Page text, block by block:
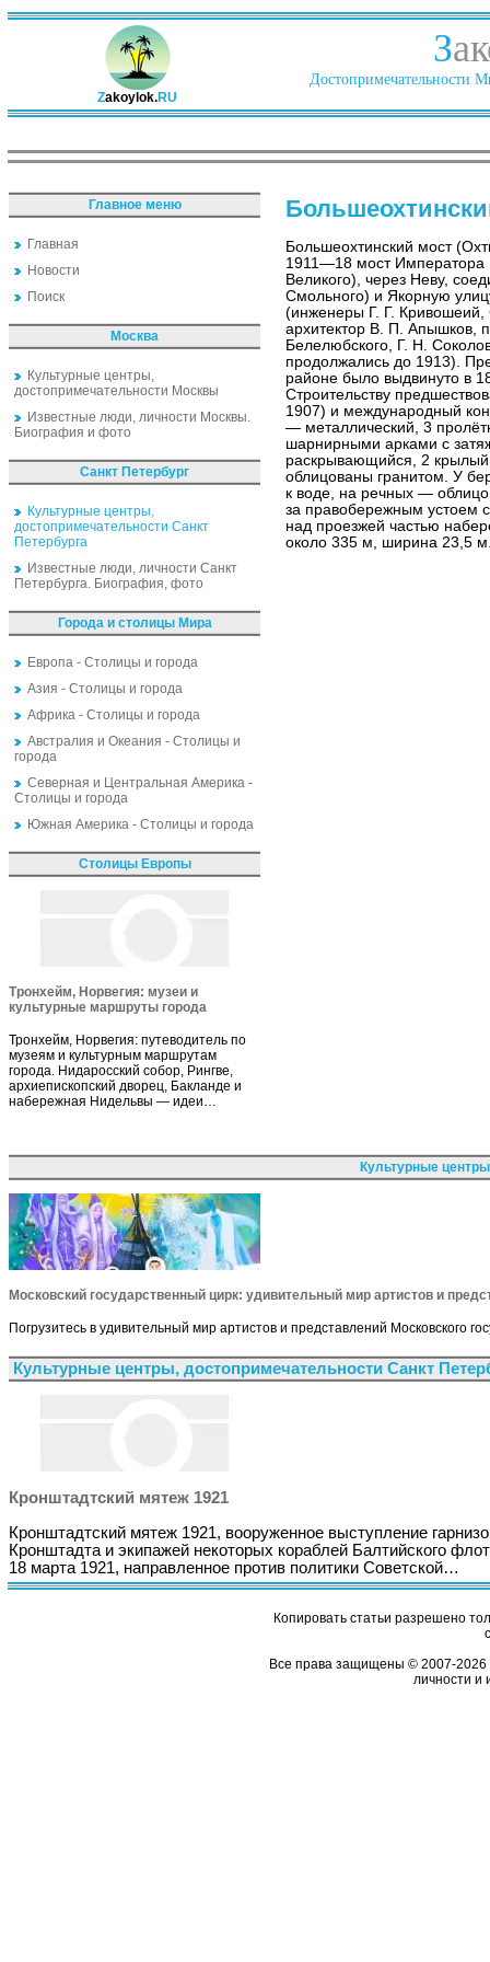
Zakoylok.RU
З
Достопримечательности
Главное меню
Главная
Новости
Поиск
Москва
Культурные центры,
достопримечательности Москвы
Известные люди, личности Москвы.
Биография и фото
Санкт Петербург
Культурные центры,
достопримечательности Санкт
Петербурга
Известные люди, личности Санкт
Петербурга. Биография, фото
Города и столицы Мира
Европа - Столицы и города
Азия - Столицы и города
Африка - Столицы и города
Австралия и Океания - Столицы и
города
Северная и Центральная Америка -
Столицы и города
Южная Америка - Столицы и города
Столицы Европы
Тронхейм, Норвегия: музеи и
культурные маршруты города
Тронхейм, Норвегия: путеводитель по
музеям и культурным маршрутам
города. Нидаросский собор, Рингве,
архиепископский дворец, Бакланде и
набережная Нидельвы — идеи…
Большеохтинский мост
1911—18 мост Императора
Великого), через Неву,
Смольного) и Якорную
(инженеры Г. Г.
архитектор В. П. Апышков,
Белелюбского, Г. Н.
продолжались до 1913).
районе было выдвинуто в
Строительству
1907) и международный
— металлический, 3
шарнирными арками с
раскрывающийся, 2
облицованы гранитом. У
к воде, на речных —
за правобережным устоем
над проезжей частью
около 335 м, ширина 23,5
Культурные
Московский государственный цирк: удивительный мир артистов и
Погрузитесь в удивительный мир артистов и представлений Московского
Культурные центры, достопримечательности Санкт
Кронштадтский мятеж 1921
Кронштадтский мятеж 1921, вооруженное выступление
Кронштадта и экипажей некоторых кораблей Балтийского
18 марта 1921, направленное против политики Советской…
Копировать статьи разрешено
Все права защищены © 2007-2026
личности и